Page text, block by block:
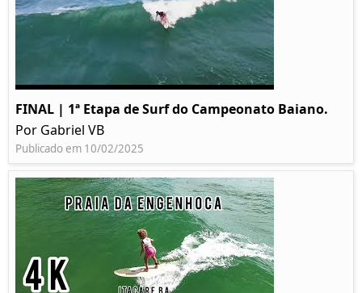
FINAL | 1ª Etapa de Surf do Campeonato Baiano.
Por Gabriel VB
Publicado em 10/02/2025